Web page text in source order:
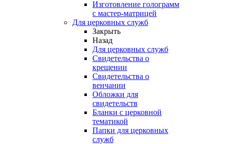
Изготовление голограмм
с мастер-матрицей
Для церковных служб
Закрыть
Назад
Для церковных служб
Свидетельства о
крещении
Свидетельства о
венчании
Обложки для
свидетельств
Бланки с церковной
тематикой
Папки для церковных
служб